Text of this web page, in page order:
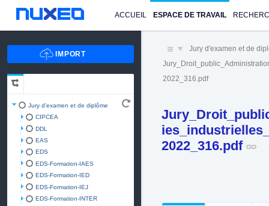
ACCUEIL ESPACE DE TRAVAIL
Jury d'examen et de diplôme
CIPCEA
DDL
EAS
EDS
EDS-Formation-IAES
EDS-Formation-IED
EDS-Formation-IEJ
EDS-Formation-INTER
Jury d'examen et de
2022_316.pdf
2022_316.pdf